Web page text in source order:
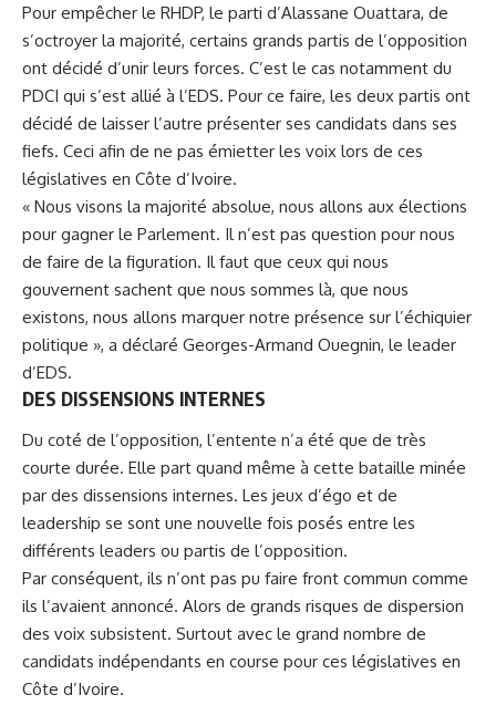
Pour empêcher le RHDP, le parti d’Alassane Ouattara, de
s’octroyer la majorité, certains grands partis de l’opposition
ont décidé d’unir leurs forces. C’est le cas notamment du
PDCI qui s’est allié à l’EDS. Pour ce faire, les deux partis ont
décidé de laisser l’autre présenter ses candidats dans ses
fiefs. Ceci afin de ne pas émietter les voix lors de ces
législatives en Côte d’Ivoire.
« Nous visons la majorité absolue, nous allons aux élections
pour gagner le Parlement. Il n’est pas question pour nous
de faire de la figuration. Il faut que ceux qui nous
gouvernent sachent que nous sommes là, que nous
existons, nous allons marquer notre présence sur l’échiquier
politique », a déclaré Georges-Armand Ouegnin, le leader
d’EDS.
DES DISSENSIONS INTERNES
Du coté de l’opposition, l’entente n’a été que de très
courte durée. Elle part quand même à cette bataille minée
par des dissensions internes. Les jeux d’égo et de
leadership se sont une nouvelle fois posés entre les
différents leaders ou partis de l’opposition.
Par conséquent, ils n’ont pas pu faire front commun comme
ils l’avaient annoncé. Alors de grands risques de dispersion
des voix subsistent. Surtout avec le grand nombre de
candidats indépendants en course pour ces législatives en
Côte d’Ivoire.